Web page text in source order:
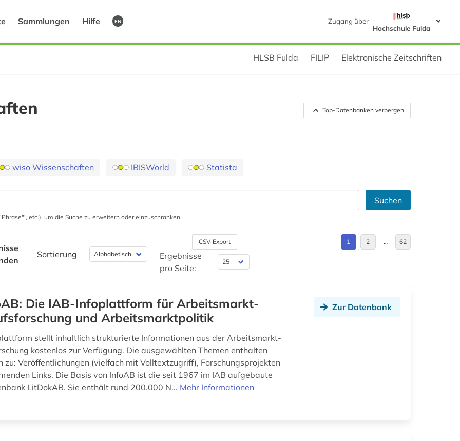
Sammlungen Hilfe EN
Zugang über
Hochschule Fulda
HLSB Fulda FILIP Elektronische Zeitschriften
Top-Datenbanken verbergen
wiso Wissenschaften IBISWorld Statista
Suchen
etc.), um die Suche zu erweitern oder einzuschränken.
Sortierung
CSV-Export
Ergebnisse
pro Seite:
1 2 … 62
Die IAB-Infoplattform für Arbeitsmarkt-
und Arbeitsmarktpolitik
stellt inhaltlich strukturierte Informationen aus der Arbeitsmarkt-
kostenlos zur Verfügung. Die ausgewählten Themen enthalten
zu: Veröffentlichungen (vielfach mit Volltextzugriff), Forschungsprojekten
Links. Die Basis von InfoAB ist die seit 1967 im IAB aufgebaute
LitDokAB. Sie enthält rund 200.000 N... Mehr Informationen
Zur Datenbank